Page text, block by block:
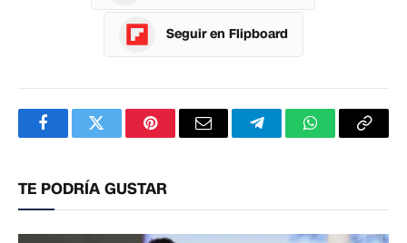
Seguir en Flipboard
FacebookTwitterPinterestCorreoTelegramWhatsApp
TE PODRÍA GUSTAR